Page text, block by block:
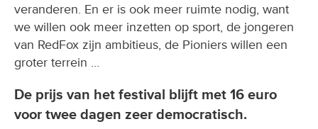
veranderen. En er is ook meer ruimte nodig, want
we willen ook meer inzetten op sport, de jongeren
van RedFox zijn ambitieus, de Pioniers willen een
groter terrein …
De prijs van het festival blijft met 16 euro
voor twee dagen zeer democratisch.